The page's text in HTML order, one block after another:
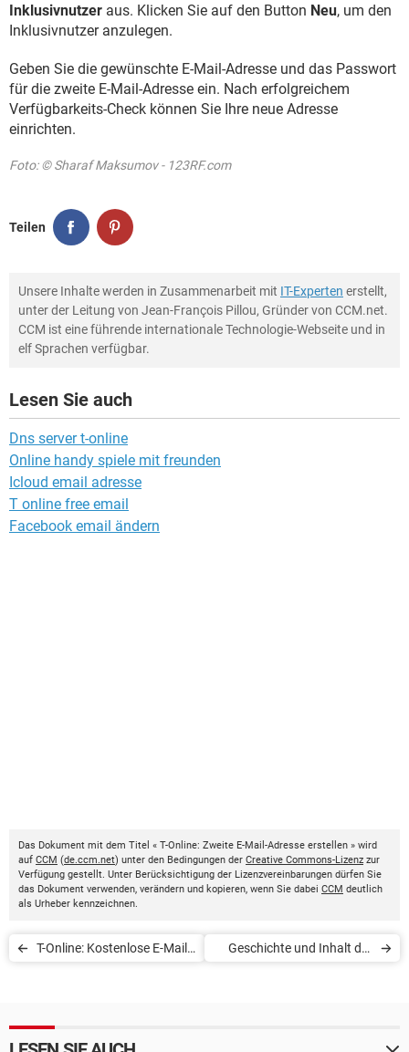
Inklusivnutzer aus. Klicken Sie auf den Button Neu, um den
Inklusivnutzer anzulegen.
Geben Sie die gewünschte E-Mail-Adresse und das Passwort
für die zweite E-Mail-Adresse ein. Nach erfolgreichem
Verfügbarkeits-Check können Sie Ihre neue Adresse
einrichten.
Foto: © Sharaf Maksumov - 123RF.com
Teilen
Unsere Inhalte werden in Zusammenarbeit mit IT-Experten erstellt,
unter der Leitung von Jean-François Pillou, Gründer von CCM.net.
CCM ist eine führende internationale Technologie-Webseite und in
elf Sprachen verfügbar.
Lesen Sie auch
Dns server t-online
Online handy spiele mit freunden
Icloud email adresse
T online free email
Facebook email ändern
Das Dokument mit dem Titel « T-Online: Zweite E-Mail-Adresse erstellen » wird
auf CCM (de.ccm.net) unter den Bedingungen der Creative Commons-Lizenz zur
Verfügung gestellt. Unter Berücksichtigung der Lizenzvereinbarungen dürfen Sie
das Dokument verwenden, verändern und kopieren, wenn Sie dabei CCM deutlich
als Urheber kennzeichnen.
T-Online: Kostenlose E-Mail-
Geschichte und Inhalt der